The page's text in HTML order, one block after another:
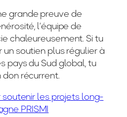
grande preuve de
l’équipe de
chaleureusement. Si tu
soutien plus régulier à
pays du Sud global, tu
récurrent.
les projets long-
PRISMI